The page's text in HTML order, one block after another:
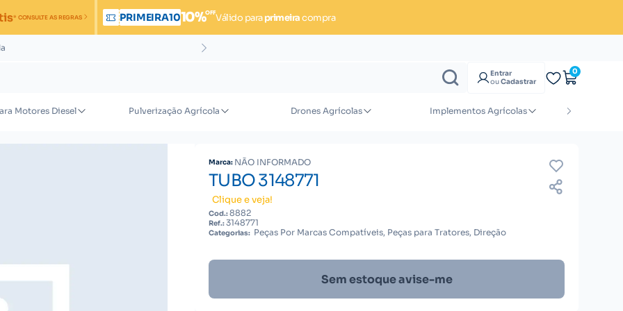
* CONSULTE AS REGRAS PRIMEIRA1010%OFFVálido paraprimeiracompra
Entrar
ouCadastrar
0
Motores Diesel Pulverização Agrícola Drones Agrícolas Implementos Agrícolas
Marca: NÃO INFORMADO
TUBO 3148771
Clique e veja!
Cod.:8882
Ref.:3148771
Categorias: Peças Por Marcas Compatíveis, Peças para Tratores, Direção
Sem estoque avise-me